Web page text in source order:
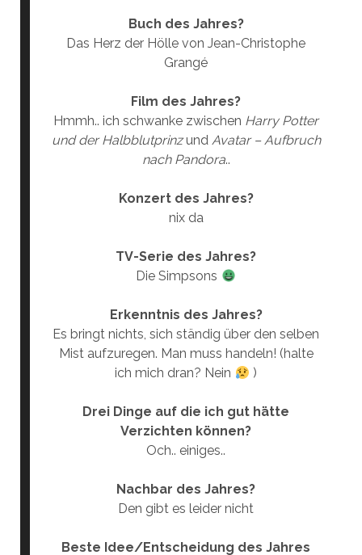
Buch des Jahres?
Das Herz der Hölle von Jean-Christophe
Grangé
Film des Jahres?
Hmmh.. ich schwanke zwischen Harry Potter
und der Halbblutprinzund Avatar – Aufbruch
nach Pandora..
Konzert des Jahres?
nix da
TV-Serie des Jahres?
Die Simpsons
Erkenntnis des Jahres?
Es bringt nichts, sich ständig über den selben
Mist aufzuregen. Man muss handeln! (halte
ich mich dran? Nein
)
Drei Dinge auf die ich gut hätte
Verzichten können?
Och.. einiges..
Nachbar des Jahres?
Den gibt es leider nicht
Beste Idee/Entscheidung des Jahres